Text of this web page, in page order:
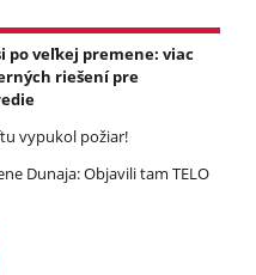
po veľkej premene: viac
riešení pre
vypukol požiar!
Dunaja: Objavili tam TELO